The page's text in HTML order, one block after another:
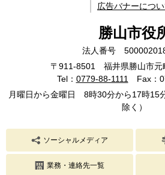
広告バナーにつ
勝山市役
法人番号
〒911-8501 福井県勝山市元
Tel： 0779-88-1111
Fax：
月曜日から金曜日 8時30分から17時15
除く）
ソーシャルメディア
業務・連絡先一覧